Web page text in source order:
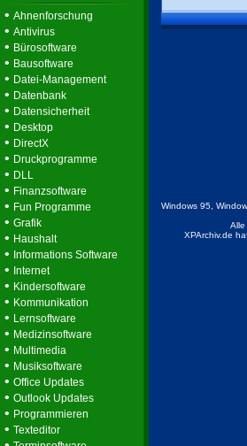
• Ahnenforschung
• Antivirus
• Bürosoftware
• Bausoftware
• Datei-Management
• Datenbank
• Datensicherheit
• Desktop
• DirectX
• Druckprogramme
• DLL
• Finanzsoftware
• Fun Programme
• Grafik
• Haushalt
• Informations Software
• Internet
• Kindersoftware
• Kommunikation
• Lernsoftware
• Medizinsoftware
• Multimedia
• Musiksoftware
• Office Updates
• Outlook Updates
• Programmieren
• Texteditor
Windows 95,
Alle
XPArchiv.de